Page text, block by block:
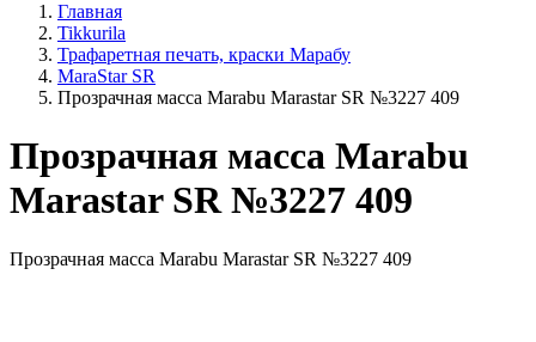
Главная
Tikkurila
Трафаретная печать, краски Марабу
MaraStar SR
Прозрачная масса Маrabu Marastar SR №3227 409
Прозрачная масса Маrabu
Marastar SR №3227 409
Прозрачная масса Маrabu Marastar SR №3227 409